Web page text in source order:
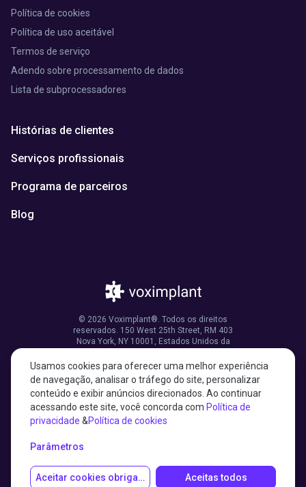
Política de cookies
Política de uso aceitável
Termos de serviço
Adendo sobre processamento de dados
Lista de subprocessadores
Histórias de clientes
Serviços profissionais
Programa de parceiros
Blog
© 2026 Voximplant®. Todos os direitos
reservados. 150 West 25th Street, RM 403
Nova York, NY 10001, Estados Unidos da
27001:2022 certified
Usamos cookies para oferecer uma melhor experiência
de navegação, analisar o tráfego do site, personalizar
conteúdo e exibir anúncios direcionados. Ao continuar
acessando este site, você concorda com Política de
privacidade &Política de cookies
Parâmetros
Aceitar cookies obrigatórios Aceitas todos